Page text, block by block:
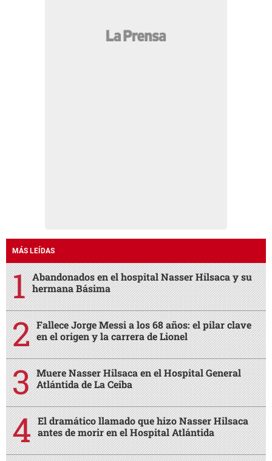
MÁS LEÍDAS
Abandonados en el hospital Nasser Hilsaca y su
hermana Básima
Fallece Jorge Messi a los 68 años: el pilar clave
en el origen y la carrera de Lionel
Muere Nasser Hilsaca en el Hospital General
Atlántida de La Ceiba
El dramático llamado que hizo Nasser Hilsaca
antes de morir en el Hospital Atlántida